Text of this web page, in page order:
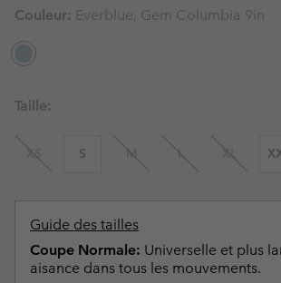
Couleur: Everblue, Gem Columbia 9in
Taille:
XS S M L XL
Guide des tailles
Coupe Normale: Universelle et plus
aisance dans tous les mouvements.